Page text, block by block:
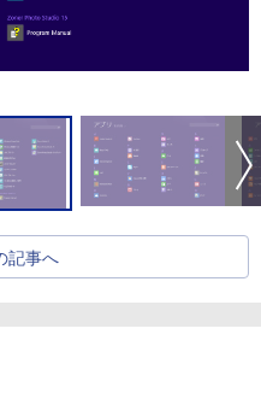
記事へ